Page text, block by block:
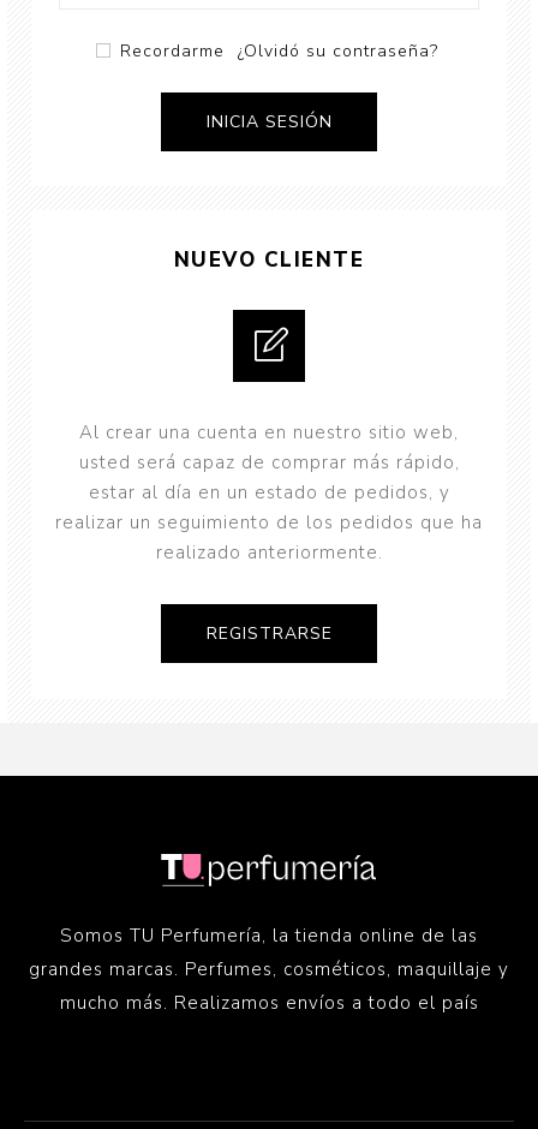
Recordarme ¿Olvidó su contraseña?
NUEVO CLIENTE
Al crear una cuenta en nuestro sitio web,
usted será capaz de comprar más rápido,
estar al día en un estado de pedidos, y
realizar un seguimiento de los pedidos que ha
realizado anteriormente.
Somos TU Perfumería, la tienda online de las
grandes marcas. Perfumes, cosméticos, maquillaje y
mucho más. Realizamos envíos a todo el país